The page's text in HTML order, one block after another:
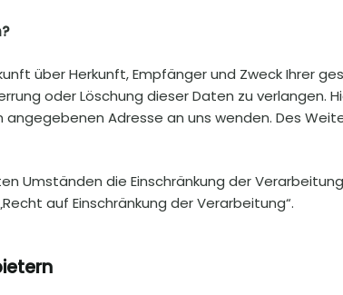
über Herkunft, Empfänger und Zweck Ihrer
oder Löschung dieser Daten zu verlangen.
Adresse an uns wenden. Des
Umständen die Einschränkung der
auf Einschränkung der Verarbeitung“.